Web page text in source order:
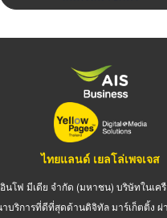
ไทยแลนด์ เยลโล่เพจเจส
นโฟ มีเดีย จำกัด (มหาชน) บริษัทในเค
บริการที่ดีที่สุดด้านดิจิทัล มาร์เก็ตติ้ง ผ่